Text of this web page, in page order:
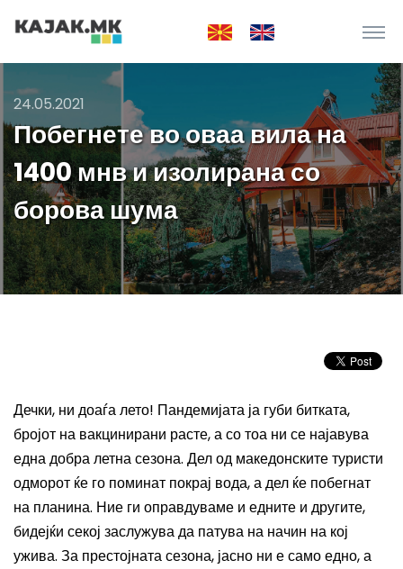
24.05.2021
Побегнете во оваа вила на
1400 мнв и изолирана со
борова шума
Дечки, ни доаѓа лето! Пандемијата ја губи битката,
бројот на вакцинирани расте, а со тоа ни се најавува
една добра летна сезона. Дел од македонските туристи
одморот ќе го поминат покрај вода, а дел ќе побегнат
на планина. Ние ги оправдуваме и едните и другите,
бидејќи секој заслужува да патува на начин на кој
ужива. За престојната сезона, јасно ни е само едно, а